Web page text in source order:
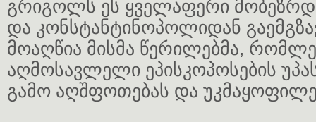
გრიგოლს ეს ყველაფერი
და კონსტანტინოპოლიდან
მოაღწია მისმა წერილებმა,
აღმოსავლელი ეპისკოპოსების
გამო აღშფოთებას და